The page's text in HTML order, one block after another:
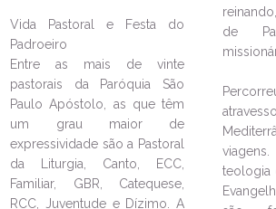
LEIA NO DIOCESE INFORMA
Formação do Manual dos
Missionários da Caridade
150 pessoas
04/11/2024 Ouça a notícia
CATEGORIA
Vida Pastoral e Festa do
Padroeiro
Entre as mais de vinte
pastorais da Paróquia São
Paulo Apóstolo, as que têm
um grau maior de
expressividade são a Pastoral
da Liturgia, Canto, ECC,
Familiar, GBR, Catequese,
RCC, Juventude e Dízimo. A
de
teologia